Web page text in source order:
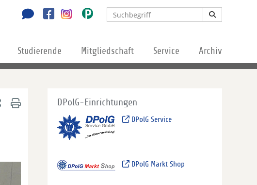
Studierende Mitgliedschaft Service Archiv
DPolG-Einrichtungen
DPolG Service
DPolG Markt Shop